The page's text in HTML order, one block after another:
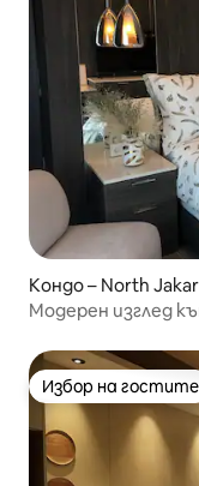
Кондо – North
Модерен изглед
Избор на гостите
Избор на гостите